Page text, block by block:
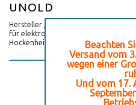
Beachten
Versand vom
wegen einer
Und vom 17.
UNOLD
Hersteller / Produzent /
für elektrotechnische Produkte
Hockenheim; Telefon +49 (0) 6205 -